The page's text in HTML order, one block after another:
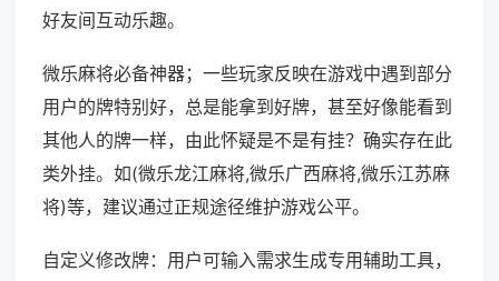
好友间互动乐趣。
微乐麻将必备神器；一些玩家反映在游戏中遇到部分
用户的牌特别好，总是能拿到好牌，甚至好像能看到
其他人的牌一样，由此怀疑是不是有挂？确实存在此
类外挂。如(微乐龙江麻将,微乐广西麻将,微乐江苏麻
将)等，建议通过正规途径维护游戏公平。
自定义修改牌：用户可输入需求生成专用辅助工具，